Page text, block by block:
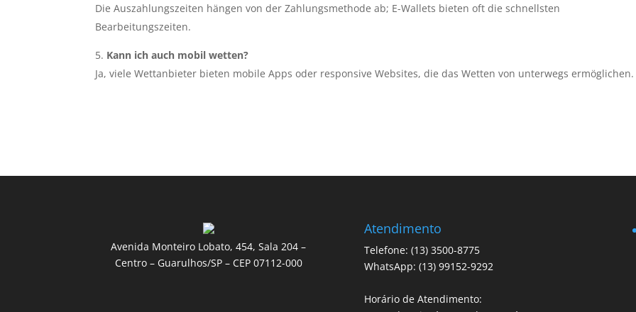
Die Auszahlungszeiten hängen von der Zahlungsmethode ab; E-Wallets bieten oft die schnellsten
Bearbeitungszeiten.
Kann ich auch mobil wetten?
Ja, viele Wettanbieter bieten mobile Apps oder responsive Websites, die das Wetten von unterwegs ermöglichen.
Avenida Monteiro Lobato, 454, Sala 204 –
Centro – Guarulhos/SP – CEP 07112-000
Atendimento
Telefone: (13) 3500-8775
WhatsApp: (13) 99152-9292
Horário de Atendimento: